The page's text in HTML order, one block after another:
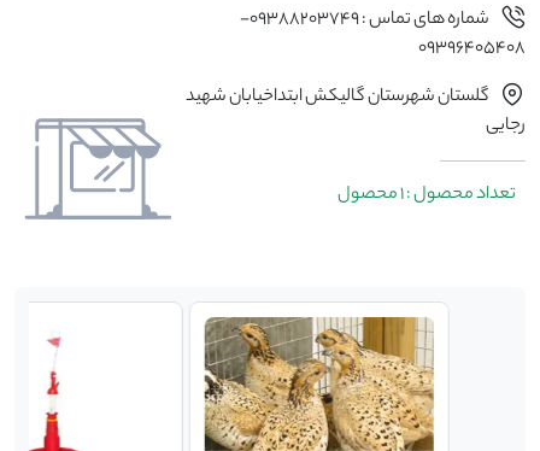
شماره های تماس : 09388203749-
09396405408
گلستان شهرستان گالیکش ابتداخیابان شهید
رجایی
تعداد محصول : 1 محصول